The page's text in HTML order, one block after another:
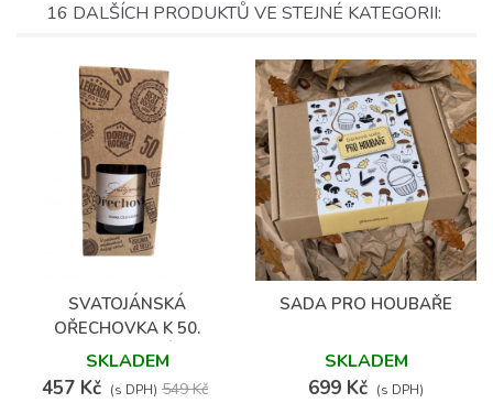
16 DALŠÍCH PRODUKTŮ VE STEJNÉ KATEGORII:
SVATOJÁNSKÁ
OŘECHOVKA K 50.
NAROZENINÁM
SKLADEM
457 Kč (s DPH) 549 Kč
SADA PRO HOUBAŘE
SKLADEM
699 Kč (s DPH)
(1)